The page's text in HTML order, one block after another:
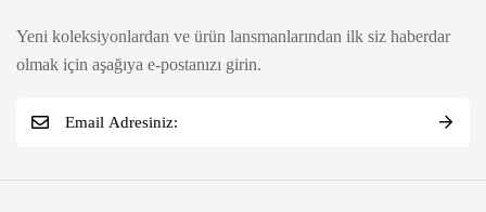
Yeni koleksiyonlardan ve ürün lansmanlarından ilk siz haberdar
olmak için aşağıya e-postanızı girin.